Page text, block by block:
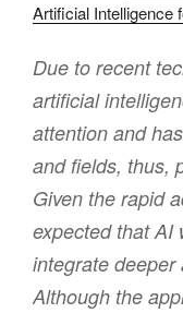
Artificial Intelligence
Due to recent
artificial
attention and
and fields, thus,
Given the rapid
expected that AI
integrate deeper
Although the